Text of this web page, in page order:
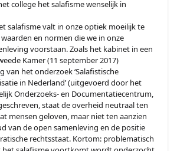
college het salafisme wenselijk in
salafisme valt in onze optiek moeilijk te
en normen die we in onze
voorstaan. Zoals het kabinet in een
Kamer (11 september 2017)
van het onderzoek ‘Salafistische
in Nederland’ (uitgevoerd door het
Onderzoeks- en Documentatiecentrum,
staat de overheid neutraal ten
mensen geloven, maar niet ten aanzien
van de open samenleving en de positie
rechtsstaat. Kortom: problematisch